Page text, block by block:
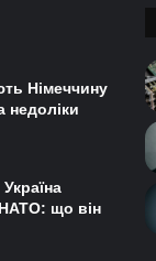
Німеччину
НАТО: що він